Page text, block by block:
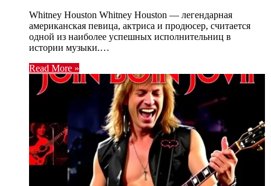
Whitney Houston Whitney Houston — легендарная
американская певица, актриса и продюсер, считается
одной из наиболее успешных исполнительниц в
истории музыки.…
Read More »